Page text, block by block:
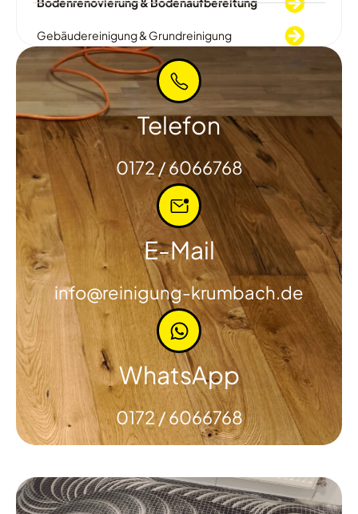
Gebäudereinigung & Grundreinigung
Telefon
0172 / 6066768
E-Mail
info@reinigung-krumbach.de
WhatsApp
0172 / 6066768